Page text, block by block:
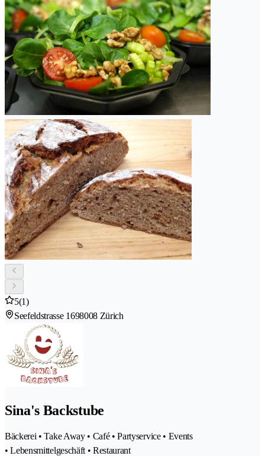
5(1)
Seefeldstrasse 1698008 Zürich
Sina's Backstube
Bäckerei • Take Away • Café • Partyservice • Events
• Lebensmittelgeschäft • Restaurant